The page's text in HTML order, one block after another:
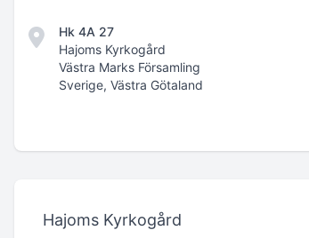
Hk 4A 27
Hajoms Kyrkogård
Västra Marks Församling
Sverige, Västra Götaland
Hajoms Kyrkogård